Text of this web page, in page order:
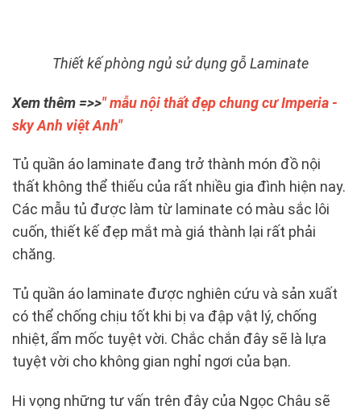
Thiết kế phòng ngủ sử dụng gỗ Laminate
Xem thêm =>>" mẫu nội thất đẹp chung cư Imperia -
sky Anh việt Anh"
Tủ quần áo laminate đang trở thành món đồ nội
thất không thể thiếu của rất nhiều gia đình hiện nay.
Các mẫu tủ được làm từ laminate có màu sắc lôi
cuốn, thiết kế đẹp mắt mà giá thành lại rất phải
chăng.
Tủ quần áo laminate được nghiên cứu và sản xuất
có thể chống chịu tốt khi bị va đập vật lý, chống
nhiệt, ẩm mốc tuyệt vời. Chắc chắn đây sẽ là lựa
tuyệt vời cho không gian nghỉ ngơi của bạn.
Hi vọng những tư vấn trên đây của Ngọc Châu sẽ